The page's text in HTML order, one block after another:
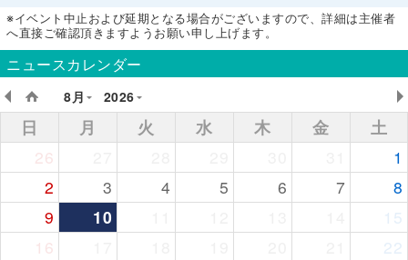
※イベント中止および延期となる場合がございますので、詳細は主催者
へ直接ご確認頂きますようお願い申し上げます。
ニュースカレンダー
8月
2026
日 月 火 水 木 金
土
26
1
2
3 4 5 6 7
8
9
10
15
16
22